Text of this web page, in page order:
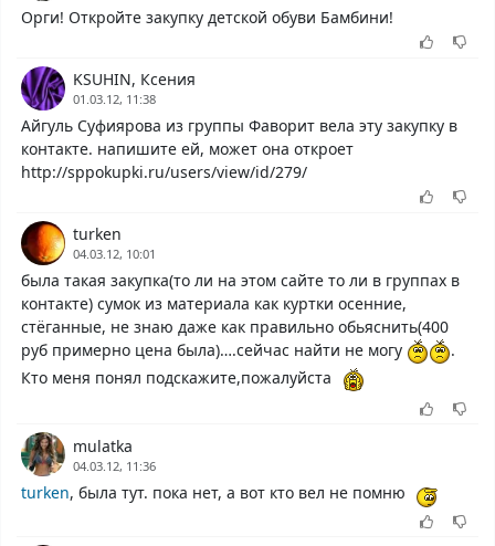
Орги! Откройте закупку детской обуви Бамбини!
KSUHIN, Ксения
01.03.12, 11:38
Айгуль Суфиярова из группы Фаворит вела эту закупку в
контакте. напишите ей, может она откроет
http://sppokupki.ru/users/view/id/279/
turken
04.03.12, 10:01
была такая закупка(то ли на этом сайте то ли в группах в
контакте) сумок из материала как куртки осенние,
стёганные, не знаю даже как правильно обьяснить(400
руб примерно цена была)….сейчас найти не могу
.
Кто меня понял подскажите,пожалуйста
mulatka
04.03.12, 11:36
turken, была тут. пока нет, а вот кто вел не помню